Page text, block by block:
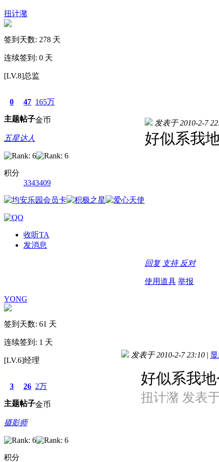
扭计潴
签到天数: 278 天
连续签到: 0 天
[LV.8]总监
0
主题
47
帖子
165万
金币
五星达人
积分
3343409
收听TA
发消息
发表于 2010-2-7
好似系我
回复 支持 反对
使用道具 举报
YONG
签到天数: 61 天
连续签到: 1 天
[LV.6]经理
3
主题
26
帖子
2万
金币
摄影师
积分
发表于 2010-2-7 23:10 |
好似系我
扭计潴 发表